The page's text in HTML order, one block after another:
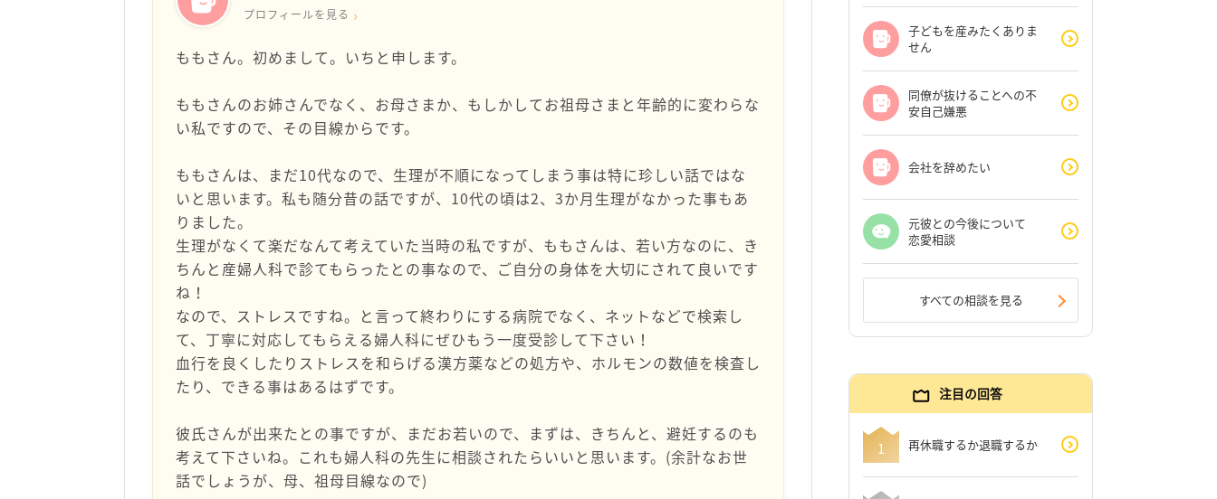
プロフィールを見る
ももさん。初めまして。いちと申します。
ももさんのお姉さんでなく、お母さまか、もしかしてお祖母さまと年齢的に変わらな
い私ですので、その目線からです。
ももさんは、まだ10代なので、生理が不順になってしまう事は特に珍しい話ではな
いと思います。私も随分昔の話ですが、10代の頃は2、3か月生理がなかった事もあ
りました。
生理がなくて楽だなんて考えていた当時の私ですが、ももさんは、若い方なのに、き
ちんと産婦人科で診てもらったとの事なので、ご自分の身体を大切にされて良いです
ね！
なので、ストレスですね。と言って終わりにする病院でなく、ネットなどで検索し
て、丁寧に対応してもらえる婦人科にぜひもう一度受診して下さい！
血行を良くしたりストレスを和らげる漢方薬などの処方や、ホルモンの数値を検査し
たり、できる事はあるはずです。
彼氏さんが出来たとの事ですが、まだお若いので、まずは、きちんと、避妊するのも
考えて下さいね。これも婦人科の先生に相談されたらいいと思います。(余計なお世
話でしょうが、母、祖母目線なので)
子どもを産みたくありま
せん
同僚が抜けることへの不
安自己嫌悪
会社を辞めたい
元彼との今後について
恋愛相談
すべての相談を見る
注目の回答
再休職するか退職するか